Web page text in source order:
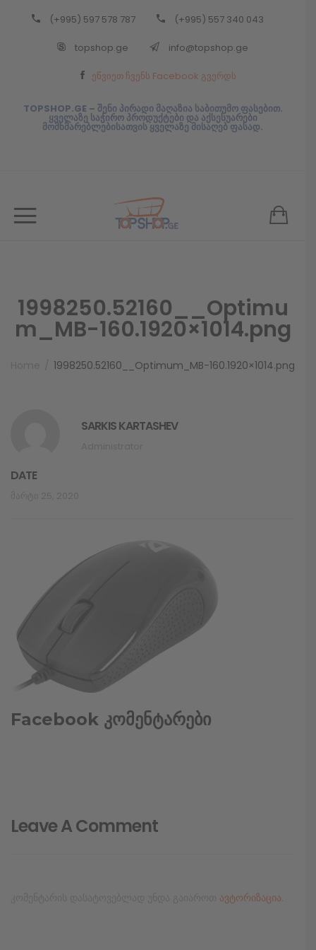
(+995) 597 578 787 (+995) 557 340 043
topshop.ge info@topshop.ge
ეწვიეთ ჩვენს Facebook გვერდს
TOPSHOP.GE – შენი პირადი მაღაზია საბითუმო ფასებით.
ყველაზე საჭირო პროდუქტები და აქსესუარები
მომხმარებლებისათვის ყველაზე მისაღებ ფასად.
1998250.52160__Optimu
m_MB-160.1920×1014.png
1998250.52160__Optimum_MB-160.1920×1014.png
SARKIS KARTASHEV
DATE
Facebook კომენტარები
Leave A Comment
ავტორიზაცია
Back